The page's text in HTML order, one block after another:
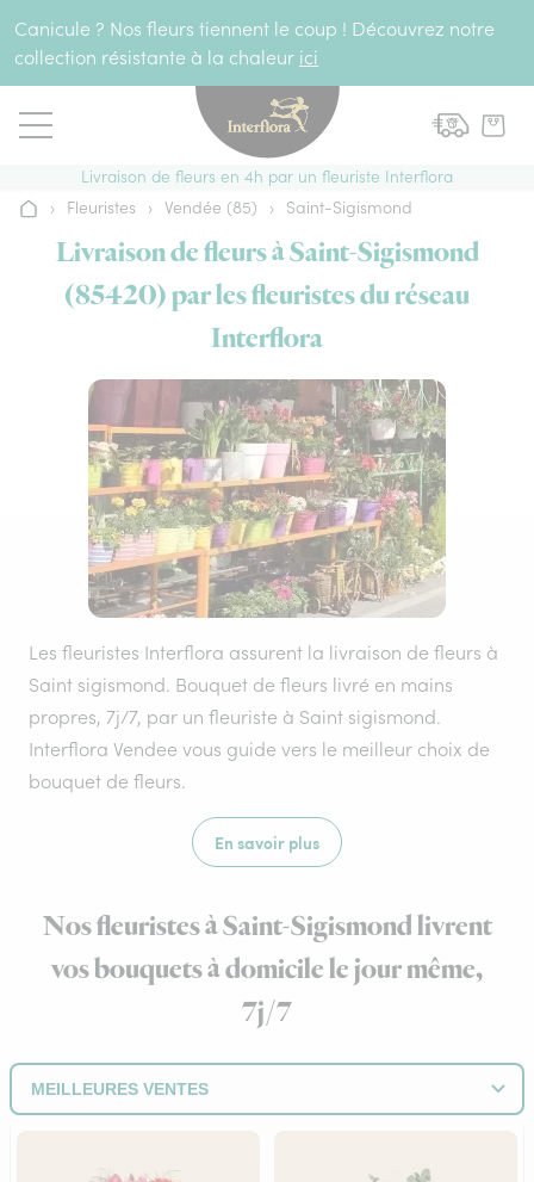
Canicule ? Nos fleurs tiennent le coup ! Découvrez notre
collection résistante à la chaleur ici
Livraison de fleurs en 4h par un fleuriste Interflora
Accueil
› Fleuristes › Vendée (85) › Saint-Sigismond
Livraison de fleurs à Saint-Sigismond
(85420) par les fleuristes du réseau
Interflora
Les fleuristes Interflora assurent la livraison de fleurs à
Saint sigismond. Bouquet de fleurs livré en mains
propres, 7j/7, par un fleuriste à Saint sigismond.
Interflora Vendee vous guide vers le meilleur choix de
bouquet de fleurs.
En savoir plus
Nos fleuristes à Saint-Sigismond livrent
vos bouquets à domicile le jour même,
7j/7